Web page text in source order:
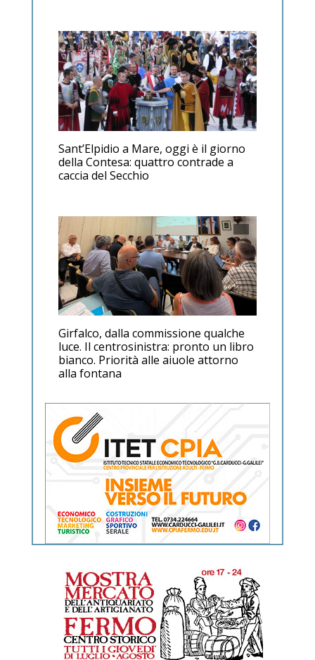
Sant’Elpidio a Mare, oggi è il giorno
della Contesa: quattro contrade a
caccia del Secchio
Girfalco, dalla commissione qualche
luce. Il centrosinistra: pronto un libro
bianco. Priorità alle aiuole attorno
alla fontana